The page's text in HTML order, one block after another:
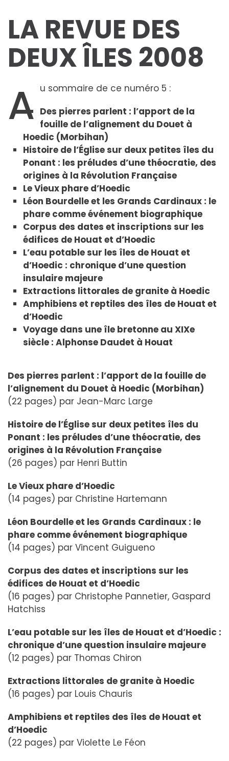
LA REVUE DES
DEUX ÎLES 2008
A u sommaire de ce numéro 5 :
Des pierres parlent : l’apport de la
fouille de l’alignement du Douet à
Hoedic (Morbihan)
Histoire de l’Église sur deux petites îles du
Ponant : les préludes d’une théocratie, des
origines à la Révolution Française
Le Vieux phare d’Hoedic
Léon Bourdelle et les Grands Cardinaux : le
phare comme événement biographique
Corpus des dates et inscriptions sur les
édifices de Houat et d’Hoedic
L’eau potable sur les îles de Houat et
d’Hoedic : chronique d’une question
insulaire majeure
Extractions littorales de granite à Hoedic
Amphibiens et reptiles des îles de Houat et
d’Hoedic
Voyage dans une île bretonne au XIXe
siècle : Alphonse Daudet à Houat
Des pierres parlent : l’apport de la fouille de
l’alignement du Douet à Hoedic (Morbihan)
(22 pages) par Jean-Marc Large
Histoire de l’Église sur deux petites îles du
Ponant : les préludes d’une théocratie, des
origines à la Révolution Française
(26 pages) par Henri Buttin
Le Vieux phare d’Hoedic
(14 pages) par Christine Hartemann
Léon Bourdelle et les Grands Cardinaux : le
phare comme événement biographique
(14 pages) par Vincent Guigueno
Corpus des dates et inscriptions sur les
édifices de Houat et d’Hoedic
(16 pages) par Christophe Pannetier, Gaspard
Hatchiss
L’eau potable sur les îles de Houat et d’Hoedic :
chronique d’une question insulaire majeure
(12 pages) par Thomas Chiron
Extractions littorales de granite à Hoedic
(16 pages) par Louis Chauris
Amphibiens et reptiles des îles de Houat et
d’Hoedic
(22 pages) par Violette Le Féon